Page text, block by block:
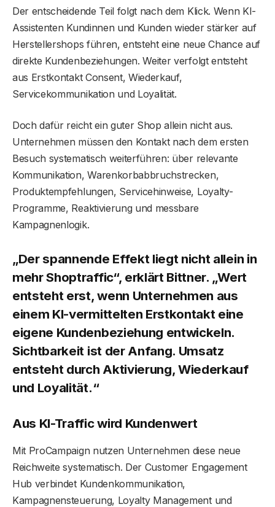
Der entscheidende Teil folgt nach dem Klick. Wenn KI-
Assistenten Kundinnen und Kunden wieder stärker auf
Herstellershops führen, entsteht eine neue Chance auf
direkte Kundenbeziehungen. Weiter verfolgt entsteht
aus Erstkontakt Consent, Wiederkauf,
Servicekommunikation und Loyalität.
Doch dafür reicht ein guter Shop allein nicht aus.
Unternehmen müssen den Kontakt nach dem ersten
Besuch systematisch weiterführen: über relevante
Kommunikation, Warenkorbabbruchstrecken,
Produktempfehlungen, Servicehinweise, Loyalty-
Programme, Reaktivierung und messbare
Kampagnenlogik.
„Der spannende Effekt liegt nicht allein in
mehr Shoptraffic“, erklärt Bittner. „Wert
entsteht erst, wenn Unternehmen aus
einem KI-vermittelten Erstkontakt eine
eigene Kundenbeziehung entwickeln.
Sichtbarkeit ist der Anfang. Umsatz
entsteht durch Aktivierung, Wiederkauf
und Loyalität.“
Aus KI-Traffic wird Kundenwert
Mit ProCampaign nutzen Unternehmen diese neue
Reichweite systematisch. Der Customer Engagement
Hub verbindet Kundenkommunikation,
Kampagnensteuerung, Loyalty Management und